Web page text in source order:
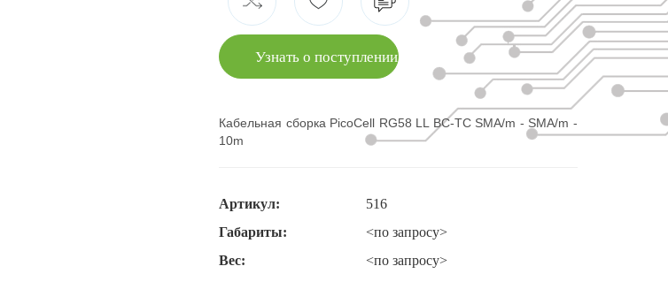
Узнать о поступлении
Кабельная сборка PicoCell RG58 LL BC-TC SMA/m - SMA/m -
10m
Артикул:
516
Габариты:
<по запросу>
Вес:
<по запросу>